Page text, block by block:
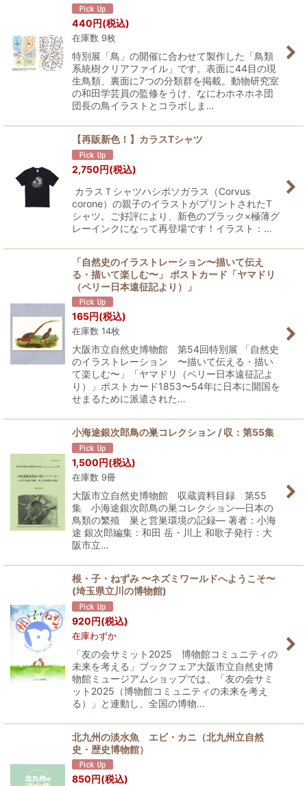
440円(税込)
在庫数 9枚
特別展「鳥」の開催に合わせて製作した「鳥類
系統樹クリアファイル」です。表面に44目の現
生鳥類、裏面に7つの分類群を掲載。動物研究室
の和田学芸員の監修をうけ、なにわホネホネ団
団長の鳥イラストとコラボしま…
【再販新色！】カラスTシャツ
2,750円(税込)
カラスＴシャツハシボソガラス（Corvus
corone）の親子のイラストがプリントされたT
シャツ。ご好評により、新色のブラック×極薄グ
レーインクになって再登場です！イラスト：…
「自然史のイラストレーション〜描いて伝え
る・描いて楽しむ〜」 ポストカード「ヤマドリ
（ペリー日本遠征記より）」
165円(税込)
在庫数 14枚
大阪市立自然史博物館 第54回特別展 「自然史
のイラストレーション 〜描いて伝える・描い
て楽しむ〜」「ヤマドリ（ペリー日本遠征記よ
り）」ポストカード1853〜54年に日本に開国を
せまるために派遣された…
小海途銀次郎鳥の巣コレクション / 収：第55集
1,500円(税込)
在庫数 9冊
大阪市立自然史博物館 収蔵資料目録 第55
集 小海途銀次郎鳥の巣コレクション―日本の
鳥類の繁殖 巣と営巣環境の記録― 著者：小海
途 銀次郎編集：和田 岳・川上 和歌子発行：大
阪市立…
根・子・ねずみ 〜ネズミワールドへようこそ〜
(埼玉県立川の博物館)
920円(税込)
在庫わずか
「友の会サミット2025 博物館コミュニティの
未来を考える」ブックフェア大阪市立自然史博
物館ミュージアムショップでは、「友の会サミ
ット2025（博物館コミュニティの未来を考え
る）」と連動し、全国の博物…
北九州の淡水魚 エビ・カニ（北九州立自然
史・歴史博物館）
850円(税込)